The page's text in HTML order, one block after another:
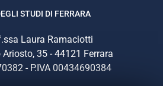
STUDI DI FERRARA
Laura Ramaciotti
35 - 44121 Ferrara
- P.IVA 00434690384